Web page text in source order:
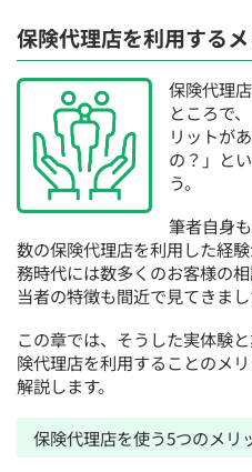
保険代理店を利用する
保険代理
ところで
リットが
の？」と
う。
筆者自身
数の保険代理店を利用した経
務時代には数多くのお客様の
当者の特徴も間近で見てきまし
この章では、そうした実体験
険代理店を利用することのメ
解説します。
保険代理店を使う5つのメリ